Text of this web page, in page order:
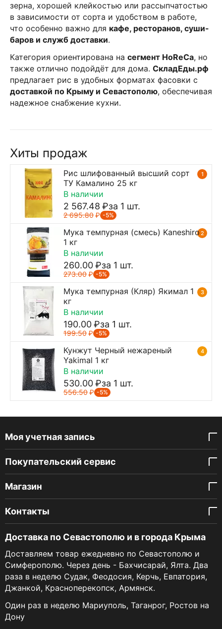
зерна, хорошей клейкостью или рассыпчатостью
в зависимости от сорта и удобством в работе,
что особенно важно для кафе, ресторанов, суши-
баров и служб доставки.
Категория ориентирована на сегмент HoReCa, но
также отлично подойдёт для дома. СкладЕды.рф
предлагает рис в удобных форматах фасовки с
доставкой по Крыму и Севастополю, обеспечивая
надежное снабжение кухни.
Хиты продаж
1
Рис шлифованный высший сорт
ТУ Камалино 25 кг
В наличии
2 567.48 ₽за 1 шт.
2 695.80₽ -5%
2
Мука темпурная (смесь) Kaneshiro
1 кг
В наличии
260.00₽за 1 шт.
273.00₽ -5%
3
Мука темпурная (Кляр) Якимал 1
кг
В наличии
190.00₽за 1 шт.
199.50₽ -5%
4
Кунжут Черный нежареный
Yakimal 1 кг
В наличии
530.00₽за 1 шт.
556.50₽ -5%
Моя учетная запись
Покупательский сервис
Магазин
Контакты
Доставка по Севастополю и в города Крыма
Доставляем товар ежедневно по Севастополю и
Симферополю. Через день - Бахчисарай, Ялта. Два
раза в неделю Судак, Феодосия, Керчь, Евпатория,
Джанкой, Красноперекопск, Армянск.
Один раз в неделю Мариуполь, Таганрог, Ростов на
Дону